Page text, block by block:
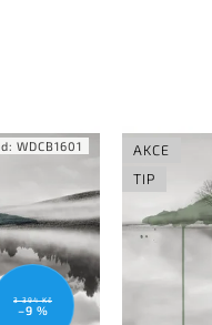
3 394 Kč
–9 %
WDCB1601
AKCE
TIP